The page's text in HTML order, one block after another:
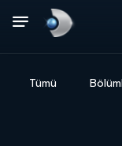
Tümü